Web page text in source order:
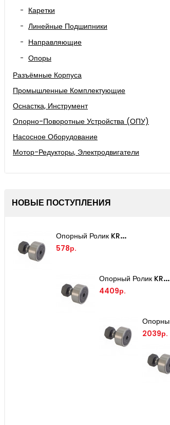
Каретки
Линейные Подшипники
Направляющие
Опоры
Разъёмные Корпуса
Промышленные Комплектующие
Оснастка, Инструмент
Опорно-Поворотные Устройства (ОПУ)
Насосное Оборудование
Мотор-Редукторы, Электродвигатели
НОВЫЕ ПОСТУПЛЕНИЯ
Опорный Ролик KRV16-PP TECHNIX
578р.
Опорный Ролик KR80-PP TECHNIX
4409р.
2039р.